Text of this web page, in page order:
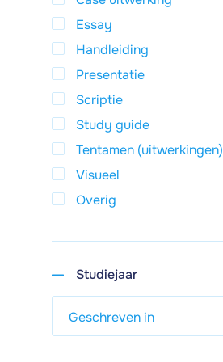
Essay
Handleiding
Presentatie
Scriptie
Study guide
Tentamen (uitwerkingen)
Visueel
Overig
Studiejaar